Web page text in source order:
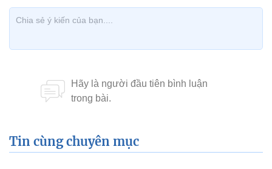
Tin cùng chuyên mục